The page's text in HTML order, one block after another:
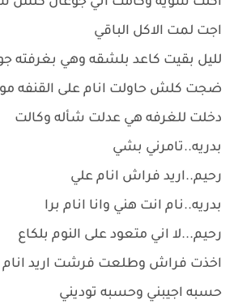
اجت لمت الاكل الباقي
لليل بقيت كاعد بلشقه وهي بغرفته
ضجت كلش حاولت انام على القنفه
دخلت للغرفه هي عدلت شأله وكالت
بدريه..تامرني بشي
رحيم..اريد فراش انام علي
بدريه..نام انت هني وانا انام برا
رحيم...لا اني متعود على النوم بلكاع
اخذت فراش وطلعت فرشت اريد
حسبه اجيبني وحسبه توديني